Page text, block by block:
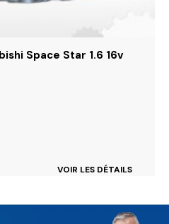
Space Star 1.6 16v
VOIR LES DÉTAILS